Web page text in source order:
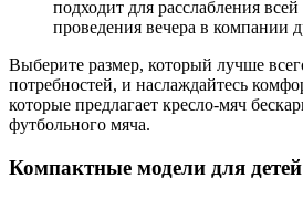
подходит для расслабления
проведения вечера в компании
Выберите размер, который лучше
потребностей, и наслаждайтесь
которые предлагает кресло-мяч
футбольного мяча.
Компактные модели для детей